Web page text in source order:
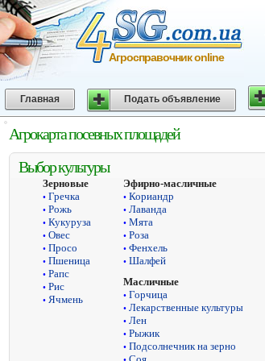
Агросправочник online
Главная Подать объявление
Агрокарта посевных площадей
Выбор культуры
Зерновые
• Гречка
• Рожь
• Кукуруза
• Овес
• Просо
• Пшеница
• Рапс
• Рис
• Ячмень
Эфирно-масличные
• Кориандр
• Лаванда
• Мята
• Роза
• Фенхель
• Шалфей
Масличные
• Горчица
• Лекарственные культуры
• Лен
• Рыжик
• Подсолнечник на зерно